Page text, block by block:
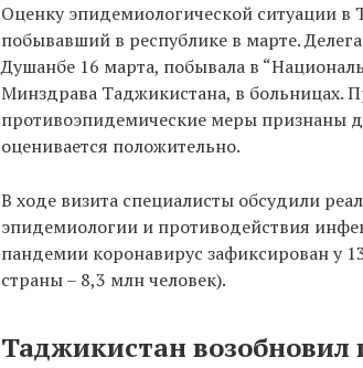
Оценку эпидемиологической ситуации в
побывавший в республике в марте.
Душанбе 16 марта, побывала в
Минздрава Таджикистана, в больницах.
противоэпидемические меры признаны
оценивается положительно.
В ходе визита специалисты обсудили
эпидемиологии и противодействия
пандемии коронавирус зафиксирован у
страны – 8,3 млн человек).
Таджикистан возобновил